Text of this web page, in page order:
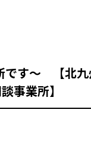
です～ 【北
業所】